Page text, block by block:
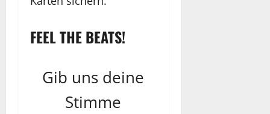
FEEL THE BEATS!
Gib uns deine
Stimme